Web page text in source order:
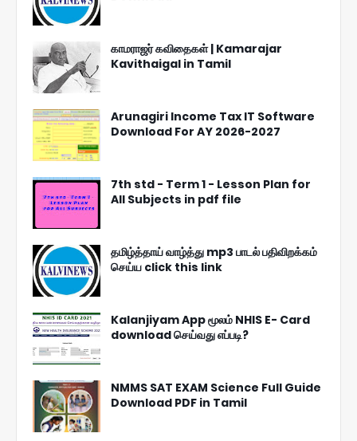
காமராஜர் கவிதைகள் | Kamarajar
Kavithaigal in Tamil
Arunagiri Income Tax IT Software
Download For AY 2026-2027
7th std - Term 1 - Lesson Plan for
All Subjects in pdf file
தமிழ்த்தாய் வாழ்த்து mp3 பாடல் பதிவிறக்கம்
செய்ய click this link
Kalanjiyam App மூலம் NHIS E- Card
download செய்வது எப்படி?
NMMS SAT EXAM Science Full Guide
Download PDF in Tamil